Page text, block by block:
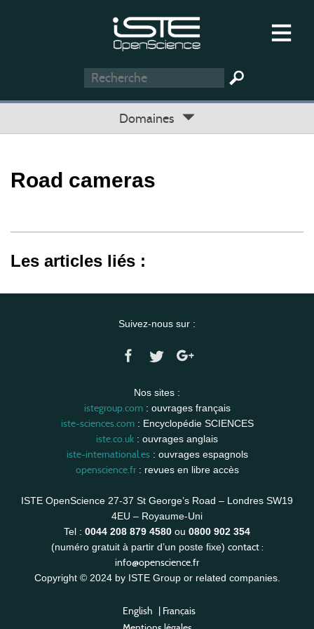
Domaines
Road cameras
Les articles liés :
Suivez-nous sur :
Nos sites :
istegroup.com: ouvrages français
iste-sciences.com: Encyclopédie SCIENCES
iste.co.uk : ouvrages anglais
iste-international.es: ouvrages espagnols
openscience.fr: revues en libre accès
ISTE OpenScience 27-37 St George’s Road – Londres SW19
4EU – Royaume-Uni
Tel : 0044 208 879 4580 ou 0800 902 354
(numéro gratuit à partir d’un poste fixe) contact :
info@openscience.fr
Copyright © 2024 by ISTE Group or related companies.
English | Français